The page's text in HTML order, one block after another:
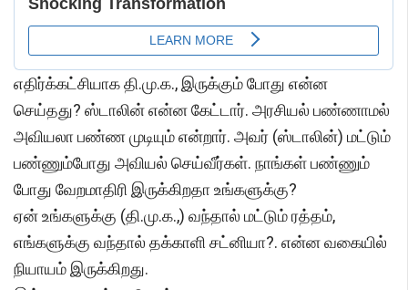
எதிர்க்கட்சியாக தி.மு.க., இருக்கும் போது என்ன
செய்தது? ஸ்டாலின் என்ன கேட்டார். அரசியல் பண்ணாமல்
அவியலா பண்ண முடியும் என்றார். அவர் (ஸ்டாலின்) மட்டும்
பண்ணும்போது அவியல் செய்வீர்கள். நாங்கள் பண்ணும்
போது வேறமாதிரி இருக்கிறதா உங்களுக்கு?
ஏன் உங்களுக்கு (தி.மு.க.,) வந்தால் மட்டும் ரத்தம்,
எங்களுக்கு வந்தால் தக்காளி சட்னியா?. என்ன வகையில்
நியாயம் இருக்கிறது.